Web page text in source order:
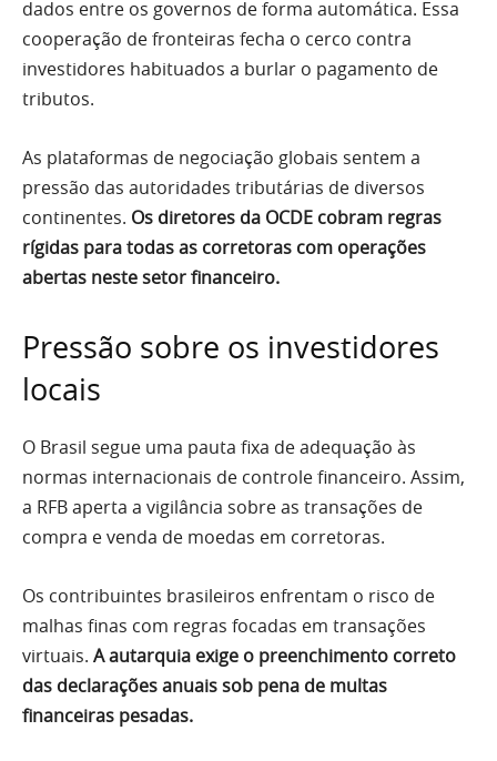
dados entre os governos de forma automática. Essa
cooperação de fronteiras fecha o cerco contra
investidores habituados a burlar o pagamento de
tributos.
As plataformas de negociação globais sentem a
pressão das autoridades tributárias de diversos
continentes. Os diretores da OCDE cobram regras
rígidas para todas as corretoras com operações
abertas neste setor financeiro.
Pressão sobre os investidores
locais
O Brasil segue uma pauta fixa de adequação às
normas internacionais de controle financeiro. Assim,
a RFB aperta a vigilância sobre as transações de
compra e venda de moedas em corretoras.
Os contribuintes brasileiros enfrentam o risco de
malhas finas com regras focadas em transações
virtuais. A autarquia exige o preenchimento correto
das declarações anuais sob pena de multas
financeiras pesadas.